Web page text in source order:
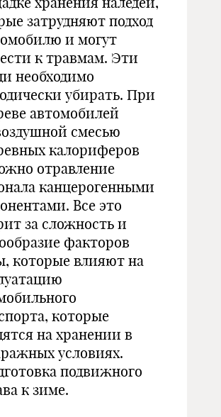
затрудняют подход
и могут
к травмам. Эти
необходимо
убирать. При
автомобилей
смесью
калориферов
отравление
канцерогенными
Все это
за сложность и
факторов
которые влияют на
которые
на хранении в
условиях.
подвижного
к зиме.